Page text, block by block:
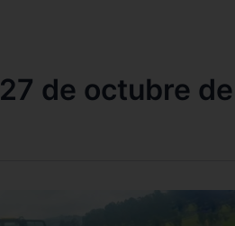
27 de octubre